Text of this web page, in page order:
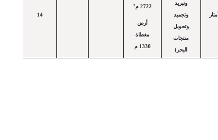
وتبريد
وتجميد
وتحويل
منتجات
البحر)
2722 م ²
أرض
مغطاة
1330 م
14